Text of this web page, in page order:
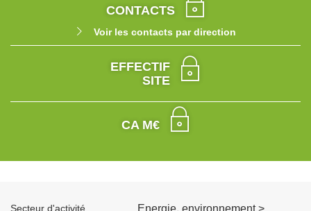
CONTACTS
Voir les contacts par direction
EFFECTIF
SITE
CA M€
Secteur d'activité
Energie, environnement >